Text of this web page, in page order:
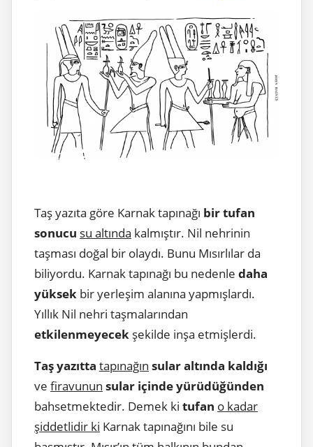
Taş yazıta göre Karnak tapınağı bir tufan
sonucu su altında kalmıştır. Nil nehrinin
taşması doğal bir olaydı. Bunu Mısırlılar da
biliyordu. Karnak tapınağı bu nedenle daha
yüksek bir yerleşim alanına yapmışlardı.
Yıllık Nil nehri taşmalarından
etkilenmeyecek şekilde inşa etmişlerdi.
Taş yazıtta tapınağın sular altında kaldığı
ve firavunun sular içinde yürüdüğünden
bahsetmektedir. Demek ki tufan o kadar
şiddetlidir ki Karnak tapınağını bile su